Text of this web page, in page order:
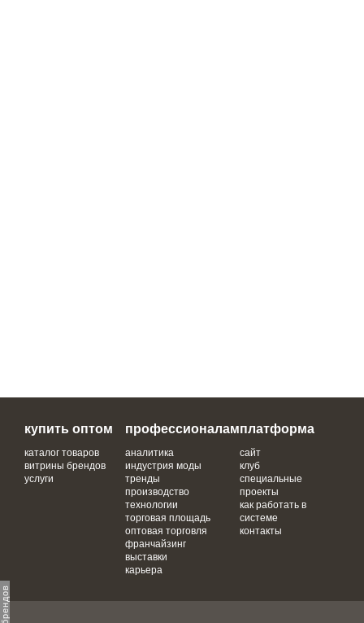
купить оптом
каталог товаров
витрины брендов
услуги
профессионалам
аналитика
индустрия моды
тренды
производство
технологии
торговая площадь
оптовая торговля
франчайзинг
выставки
карьера
платформа
сайт
клуб
специальные
проекты
как работать в
системе
контакты